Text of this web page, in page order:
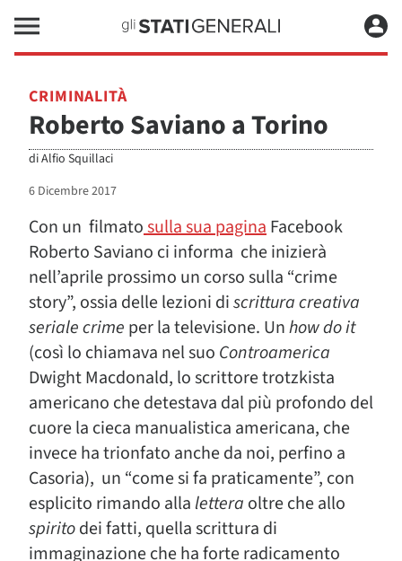
CRIMINALITÀ
Roberto Saviano a Torino
diAlfio Squillaci
6 Dicembre 2017
Con un filmatosulla sua paginaFacebook
Roberto Saviano ci informa che inizierà
nell’aprile prossimo un corso sulla “crime
story”, ossia delle lezioni discrittura creativa
seriale crime per la televisione. Unhow do it
(così lo chiamava nel suo Controamerica
Dwight Macdonald, lo scrittore trotzkista
americano che detestava dal più profondo del
cuore la cieca manualistica americana, che
invece ha trionfato anche da noi, perfino a
Casoria), un “come si fa praticamente”, con
esplicito rimando alla lettera oltre che allo
spiritodei fatti, quella scrittura di
immaginazione che ha forte radicamento